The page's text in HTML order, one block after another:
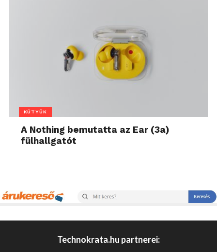
KÜTYÜK
A Nothing bemutatta az Ear (3a)
fülhallgatót
Technokrata.hu partnerei: